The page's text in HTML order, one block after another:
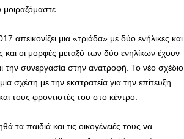
μια «τριάδα» με δύο ενήλικες και
και οι μορφές μεταξύ των δύο ενηλίκων έχουν
την συνεργασία στην ανατροφή. Το νέο σχέδιο
σχέση με την εκστρατεία για την επίτευξη
τους φροντιστές του στο κέντρο.
τα παιδιά και τις οικογένειές τους να